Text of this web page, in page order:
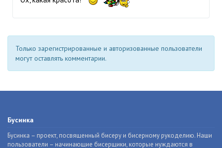
Только зарегистрированные и авторизованные пользователи
могут оставлять комментарии.
Бусинка
Бусинка – проект, посвященный бисеру и бисерному рукоделию. Наши
пользователи – начинающие бисерщики, которые нуждаются в